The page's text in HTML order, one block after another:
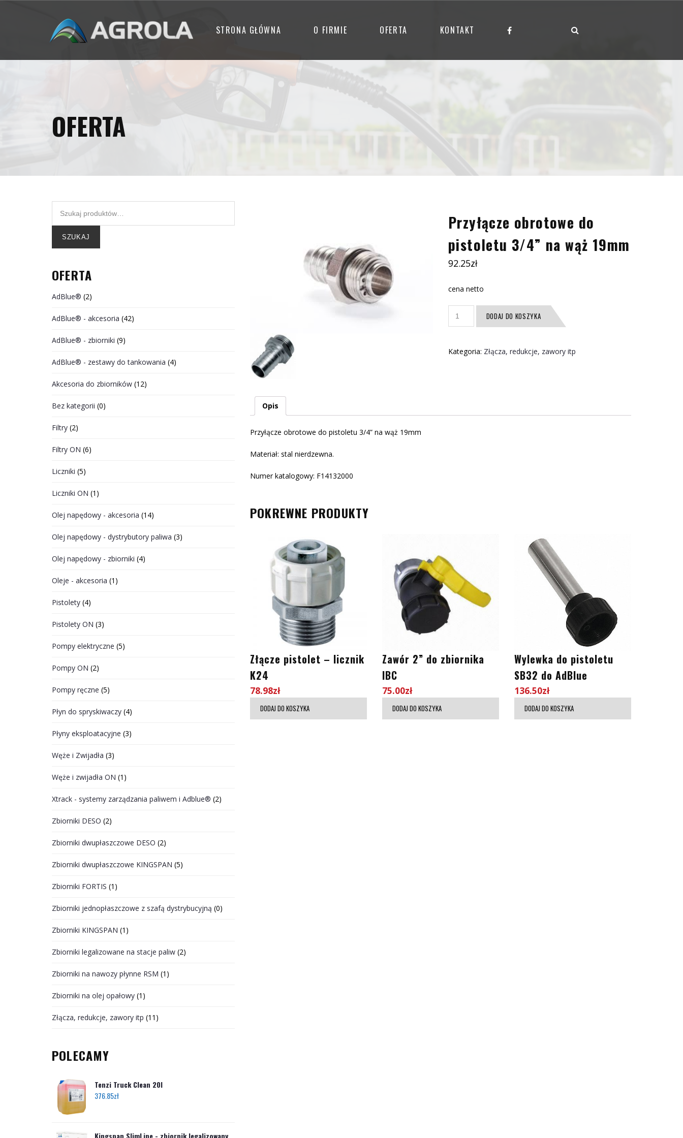
STRONA GŁÓWNA O FIRMIE OFERTA KONTAKT
OFERTA
SZUKAJ
OFERTA
AdBlue® (2)
AdBlue® - akcesoria (42)
AdBlue® - zbiorniki (9)
AdBlue® - zestawy do tankowania (4)
Akcesoria do zbiorników (12)
Bez kategorii (0)
Filtry (2)
Filtry ON (6)
Liczniki (5)
Liczniki ON (1)
Olej napędowy - akcesoria (14)
Olej napędowy - dystrybutory paliwa (3)
Olej napędowy - zbiorniki (4)
Oleje - akcesoria (1)
Pistolety (4)
Pistolety ON (3)
Pompy elektryczne (5)
Pompy ON (2)
Pompy ręczne (5)
Płyn do spryskiwaczy (4)
Płyny eksploatacyjne (3)
Węże i Zwijadła (3)
Węże i zwijadła ON (1)
Xtrack - systemy zarządzania paliwem i Adblue® (2)
Zbiorniki DESO (2)
Zbiorniki dwupłaszczowe DESO (2)
Zbiorniki dwupłaszczowe KINGSPAN (5)
Zbiorniki FORTIS (1)
Zbiorniki jednopłaszczowe z szafą dystrybucyjną (0)
Zbiorniki KINGSPAN (1)
Zbiorniki legalizowane na stacje paliw (2)
Zbiorniki na nawozy płynne RSM (1)
Zbiorniki na olej opałowy (1)
Złącza, redukcje, zawory itp (11)
POLECAMY
Tenzi Truck Clean 20l
376.85zł
Kingspan SlimLine - zbiornik legalizowany
Przyłącze obrotowe do
pistoletu 3/4” na wąż 19mm
92.25zł
cena netto
Przyłącze
pistoletu
DODAJ DO KOSZYKA
Kategoria: Złącza, redukcje, zawory itp
Opis
Przyłącze obrotowe do pistoletu 3/4” na wąż 19mm
Materiał: stal nierdzewna.
Numer katalogowy: F14132000
POKREWNE PRODUKTY
Złącze pistolet – licznik
K24
78.98zł
DODAJ DO KOSZYKA
Zawór 2” do zbiornika
IBC
75.00zł
DODAJ DO KOSZYKA
Wylewka do pistoletu
SB32 do AdBlue
136.50zł
DODAJ DO KOSZYKA